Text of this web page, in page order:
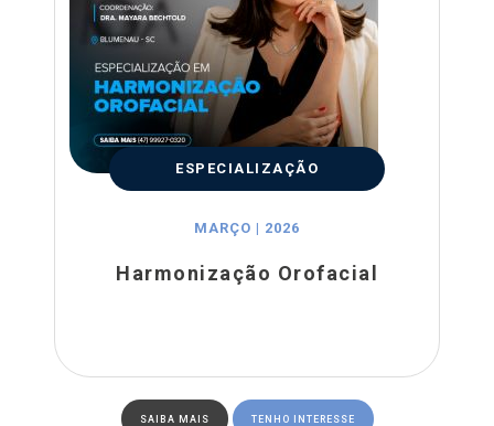
ESPECIALIZAÇÃO
MARÇO | 2026
Harmonização Orofacial
SAIBA MAIS TENHO INTERESSE